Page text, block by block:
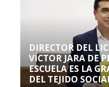
DIRECTOR DEL
VÍCTOR JARA DE
ESCUELA ES LA
DEL TEJIDO